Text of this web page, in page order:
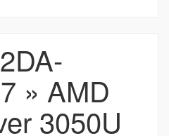
» AMD
3050U